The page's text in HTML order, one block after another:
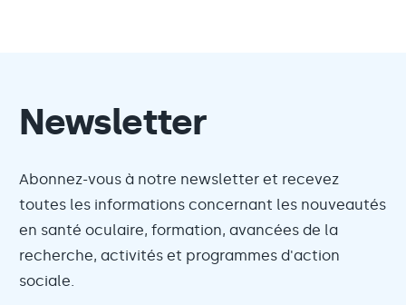
Newsletter
Abonnez-vous à notre newsletter et recevez
toutes les informations concernant les nouveautés
en santé oculaire, formation, avancées de la
recherche, activités et programmes d'action
sociale.